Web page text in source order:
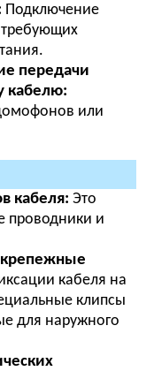
Подключение
требующих
передачи
кабелю:
или
кабеля: Это
проводники и
крепежные
кабеля на
клипсы
для наружного